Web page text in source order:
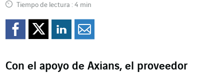
Tiempo de lectura : 4 min
Compartir en Facebook
Compartir en
Compartir en
Con el apoyo de Axians, el proveedor